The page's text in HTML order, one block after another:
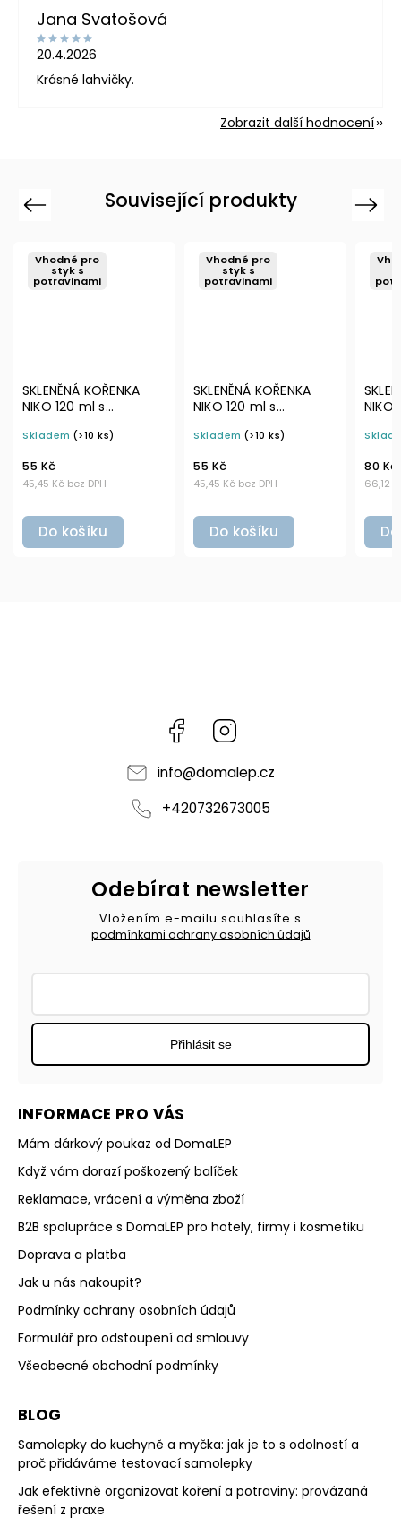
Jana Svatošová
20.4.2026
Krásné lahvičky.
Zobrazit další hodnocení
Související produkty
Previous
Vhodné pro
styk s
potravinami
SKLENĚNÁ KOŘENKA
NIKO 120 ml s
šejkrem (7 otvorů)
Skladem (>10 ks)
45,45 Kč bez DPH
55 Kč
Do košíku
Vhodné pro
styk s
potravinami
SKLENĚNÁ KOŘENKA
NIKO 129 ml s
černým mlýnkem
Skladem (>10 ks)
66,12 Kč bez DPH
80 Kč
Do košíku
BÍLÁ
53,72
65 Kč
Next
Facebook
info@domalep.cz
+420732673005
INFORMACE PRO VÁS
Mám dárkový poukaz od DomaLEP
Když vám dorazí poškozený balíček
Reklamace, vrácení a výměna zboží
B2B spolupráce s DomaLEP pro hotely, firmy i kosmetiku
Doprava a platba
Jak u nás nakoupit?
Podmínky ochrany osobních údajů
Formulář pro odstoupení od smlouvy
Všeobecné obchodní podmínky
BLOG
Samolepky do kuchyně a myčka: jak je to s odolností a
proč přidáváme testovací samolepky
Jak efektivně organizovat koření a potraviny: provázaná
řešení z praxe
Odebírat newsletter
Vložením e-mailu souhlasíte s
podmínkami ochrany osobních údajů
Přihlásit se